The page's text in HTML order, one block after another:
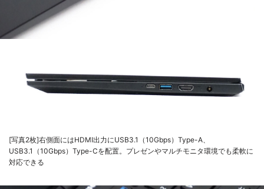
[写真2枚]右側面にはHDMI出力にUSB3.1（10Gbps）Type-A、
USB3.1（10Gbps）Type-Cを配置。プレゼンやマルチモニタ環境でも柔軟に
対応できる